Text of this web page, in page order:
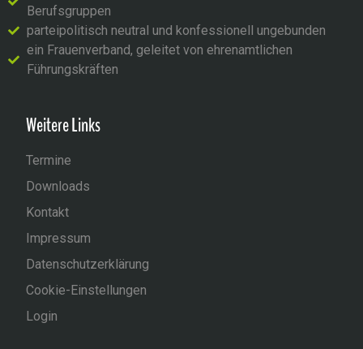
Berufsgruppen
parteipolitisch neutral und konfessionell ungebunden
ein Frauenverband, geleitet von ehrenamtlichen
Führungskräften
Weitere Links
Termine
Downloads
Kontakt
Impressum
Datenschutzerklärung
Cookie-Einstellungen
Login